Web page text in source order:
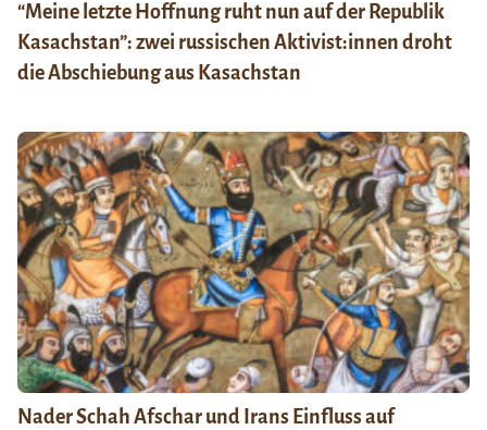
“Meine letzte Hoffnung ruht nun auf der Republik
Kasachstan”: zwei russischen Aktivist:innen droht
die Abschiebung aus Kasachstan
Nader Schah Afschar und Irans Einfluss auf